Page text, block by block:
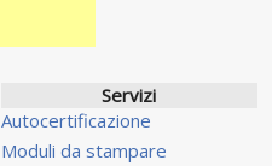
Servizi
Autocertificazione
Moduli da stampare